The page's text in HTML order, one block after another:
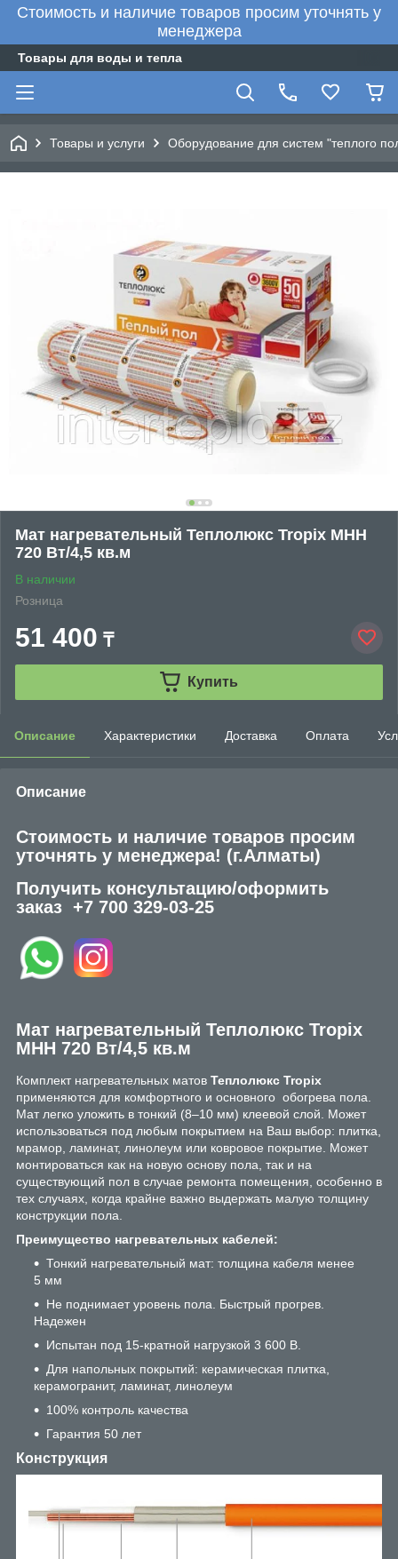
Стоимость и наличие товаров просим уточнять у
менеджера
Товары для воды и тепла
Товары и услуги Оборудование для систем "теплого
Мат нагревательный Теплолюкс Tropix МНН
720 Вт/4,5 кв.м
В наличии
Розница
51 400 ₸
Купить
Описание Характеристики Доставка Оплата
Описание
Стоимость и наличие товаров просим
уточнять у менеджера! (г.Алматы)
Получить консультацию/оформить
заказ +7 700 329-03-25
Мат нагревательный Теплолюкс Tropix
МНН 720 Вт/4,5 кв.м
Комплект нагревательных матов Теплолюкс Tropix
применяются для комфортного и основного обогрева пола.
Мат легко уложить в тонкий (8–10 мм) клеевой слой. Может
использоваться под любым покрытием на Ваш выбор: плитка,
мрамор, ламинат, линолеум или ковровое покрытие. Может
монтироваться как на новую основу пола, так и на
существующий пол в случае ремонта помещения, особенно в
тех случаях, когда крайне важно выдержать малую толщину
конструкции пола.
Преимущество нагревательных кабелей:
Тонкий нагревательный мат: толщина кабеля менее
5 мм
Не поднимает уровень пола. Быстрый прогрев.
Надежен
Испытан под 15-кратной нагрузкой 3 600 В.
Для напольных покрытий: керамическая плитка,
керамогранит, ламинат, линолеум
100% контроль качества
Гарантия 50 лет
Конструкция